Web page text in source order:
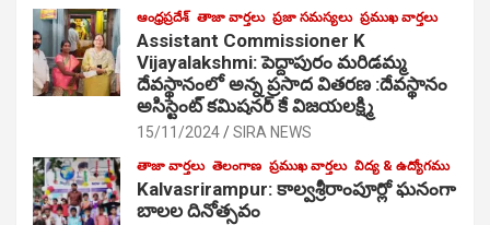
ఆంధ్రప్రదేశ్ తాజా వార్తలు ప్రజా సమస్యలు ప్రముఖ వార్తలు
Assistant Commissioner K
Vijayalakshmi: పెద్దాపురం మరిడమ్మ
దేవస్థానంలో అన్న ప్రసాద వితరణ :దేవస్థానం
అసిస్టెంట్ కమిషనర్ కే విజయలక్ష్మి
15/11/2024 SIRA NEWS
తాజా వార్తలు తెలంగాణ ప్రముఖ వార్తలు విద్య & ఉద్యోగము
Kalvasrirampur: కాల్వశ్రీరాంపూర్లో ఘనంగా
బాలల దినోత్సవం